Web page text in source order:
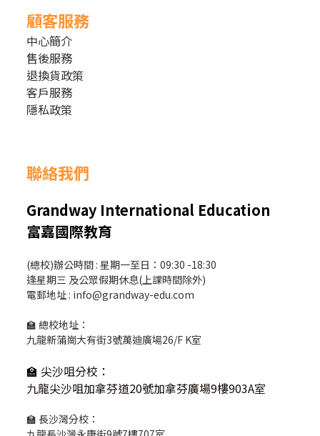
顧客服務
中心簡介
售後服務
退換貨政策
客戶服務
隱私政策
聯絡我們
Grandway International Education
富嘉國際教育
(總校)辦公時間 : 星期一至日：09:30 -18:30
逢星期三 及公眾假期休息(上課時間除外)
電郵地址 : info@grandway-edu.com
🏫 總校地址：
九龍新蒲崗大有街3號萬迪廣場26/F K室
🏫 尖沙咀分校 ：
九龍尖沙咀加拿芬道20號加拿芬廣場9樓903A室
🏫 長沙灣分校：